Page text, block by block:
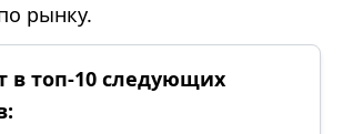
рынку.
в топ-10 следующих